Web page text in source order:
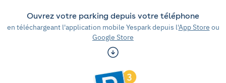
Ouvrez votre parking depuis votre téléphone
en téléchargeant l'application mobile Yespark depuis l'App Store ou
Google Store